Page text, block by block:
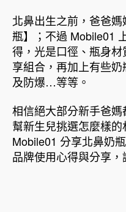
北鼻出生之前，爸爸
瓶】；不過 Mobile01
得，光是口徑、瓶身
享組合，再加上有些
及防爆…等等。
相信絕大部分新手爸
幫新生兒挑選怎麼樣
Mobile01 分享北鼻奶
品牌使用心得與分享，